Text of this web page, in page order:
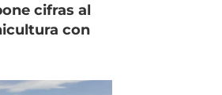
cifras al
con